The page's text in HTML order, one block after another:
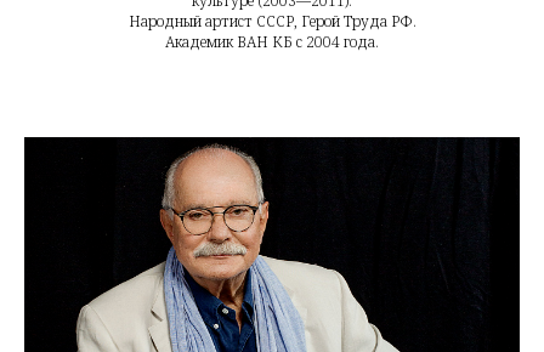
Народный артист СССР, Герой Труда РФ.
Академик ВАН КБ с 2004 года.